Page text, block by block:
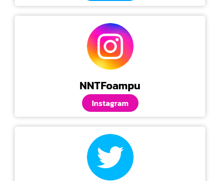
NNTFoampu
Instagram